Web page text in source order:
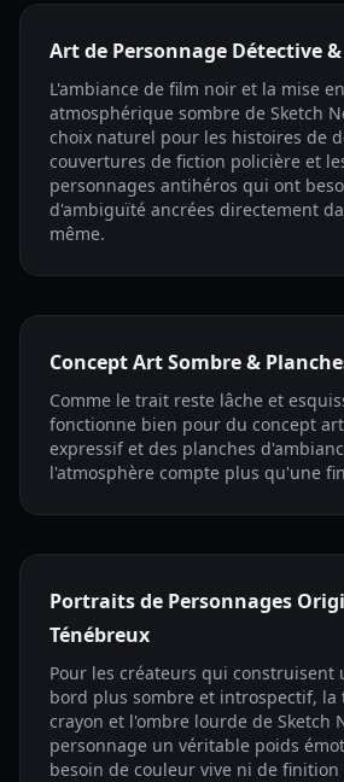
Art de Personnage Détective
L'ambiance de film noir et la mise
atmosphérique sombre de Sketch
choix naturel pour les histoires de
couvertures de fiction policière et
personnages antihéros qui ont
d'ambiguïté ancrées directement
même.
Concept Art Sombre &
Comme le trait reste lâche et
fonctionne bien pour du concept
expressif et des planches
l'atmosphère compte plus qu'une
Portraits de Personnages
Ténébreux
Pour les créateurs qui construisent
bord plus sombre et introspectif, la
crayon et l'ombre lourde de Sketch
personnage un véritable poids
besoin de couleur vive ni de